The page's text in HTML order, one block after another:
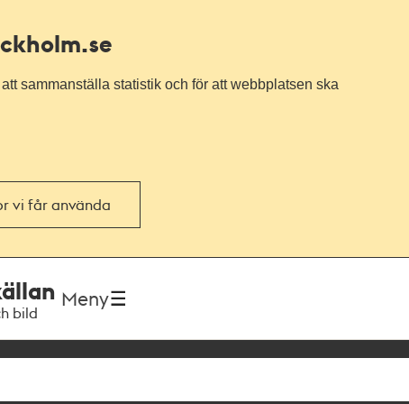
sammanställa statistik och för att webbplatsen ska
vi får använda
bild
Meny